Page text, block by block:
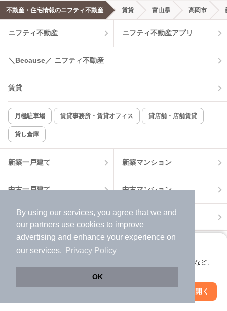
By using our services, you agree that we and
our partners use cookies to improve
advertising and enhance your experience on
our services.
Privacy Policy
OK
アプリに切り替えて、サクサクお部屋探し
会員登録なしですぐ使える。マップ検索やお気に入り保存など、
アプリを開く
絞り込み条件を変更
エアコンあり 都市ガス
温水洗浄便座 オートロック
コンロ2口以上
新着のみ インターネット無料
該当件数:
物件一覧に反映
不動産・住宅情報のニフティ不動産 賃貸 富山県 高岡市
ニフティ不動産 ニフティ不動産アプリ
＼Because／ ニフティ不動産
賃貸
月極駐車場 賃貸事務所・賃貸オフィス 貸店舗・店舗賃貸
貸し倉庫
新築一戸建て 新築マンション
中古一戸建て 中古マンション
土地 不動産売却